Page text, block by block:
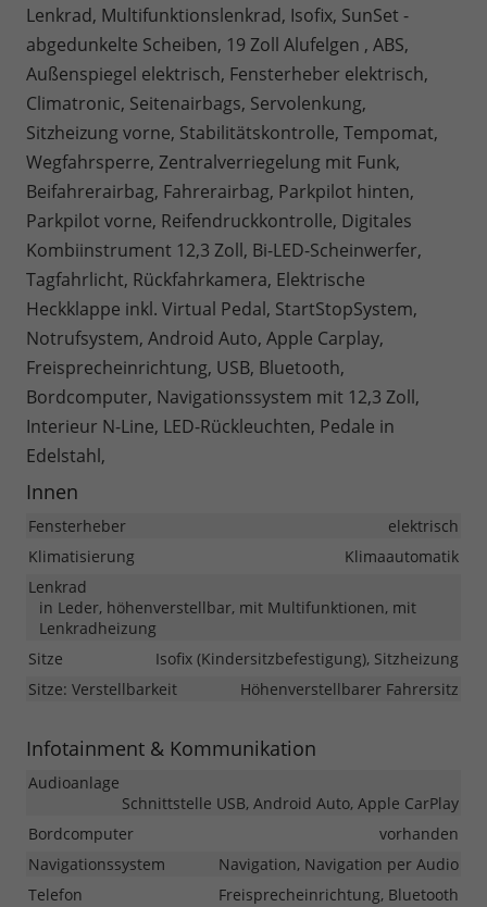
Lenkrad, Multifunktionslenkrad, Isofix, SunSet -
abgedunkelte Scheiben, 19 Zoll Alufelgen , ABS,
Außenspiegel elektrisch, Fensterheber elektrisch,
Climatronic, Seitenairbags, Servolenkung,
Sitzheizung vorne, Stabilitätskontrolle, Tempomat,
Wegfahrsperre, Zentralverriegelung mit Funk,
Beifahrerairbag, Fahrerairbag, Parkpilot hinten,
Parkpilot vorne, Reifendruckkontrolle, Digitales
Kombiinstrument 12,3 Zoll, Bi-LED-Scheinwerfer,
Tagfahrlicht, Rückfahrkamera, Elektrische
Heckklappe inkl. Virtual Pedal, StartStopSystem,
Notrufsystem, Android Auto, Apple Carplay,
Freisprecheinrichtung, USB, Bluetooth,
Bordcomputer, Navigationssystem mit 12,3 Zoll,
Interieur N-Line, LED-Rückleuchten, Pedale in
Edelstahl,
Innen
Fensterheber
elektrisch
Klimatisierung
Klimaautomatik
Lenkrad
in Leder, höhenverstellbar, mit Multifunktionen, mit
Lenkradheizung
Sitze
Isofix (Kindersitzbefestigung), Sitzheizung
Sitze: Verstellbarkeit
Höhenverstellbarer Fahrersitz
Infotainment & Kommunikation
Audioanlage
Schnittstelle USB, Android Auto, Apple CarPlay
Bordcomputer
vorhanden
Navigationssystem
Navigation, Navigation per Audio
Telefon
Freisprecheinrichtung, Bluetooth